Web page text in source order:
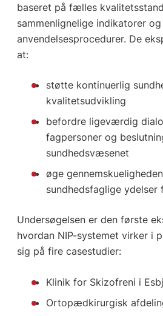
baseret på fælles
sammenlignelige indikatorer
anvendelsesprocedurer. De
at:
støtte kontinuerlig
kvalitetsudvikling
befordre ligeværdig
fagpersoner og
sundhedsvæsenet
øge
sundhedsfaglige ydelser
Undersøgelsen er den første
hvordan NIP-systemet virker i
sig på fire casestudier:
Klinik for Skizofreni i
Ortopædkirurgisk